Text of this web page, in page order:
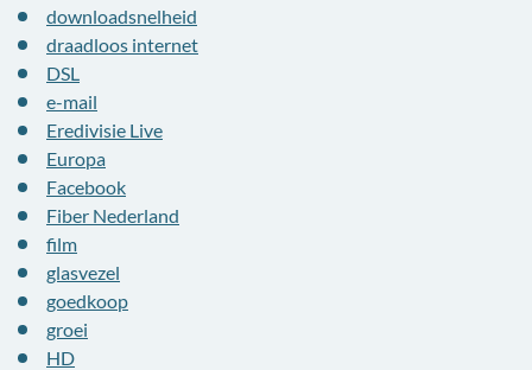
downloadsnelheid
draadloos internet
DSL
e-mail
Eredivisie Live
Europa
Facebook
Fiber Nederland
film
glasvezel
goedkoop
groei
HD